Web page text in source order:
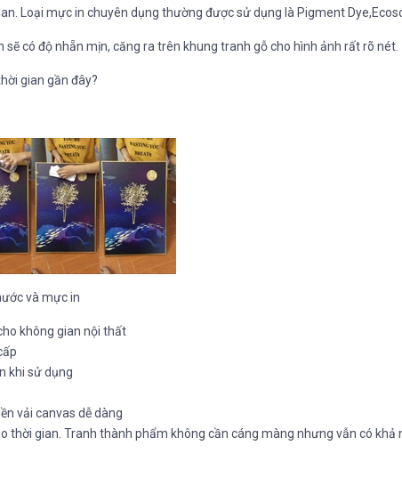
Loại mực in chuyên dụng thường được sử dụng là Pigment
có độ nhẵn mịn, căng ra trên khung tranh gỗ cho hình ảnh rất rõ nét.
gian gần đây?
và mực in
không gian nội thất
khi sử dụng
vải canvas dễ dàng
thời gian. Tranh thành phẩm không cần cáng màng nhưng vẫn có khả